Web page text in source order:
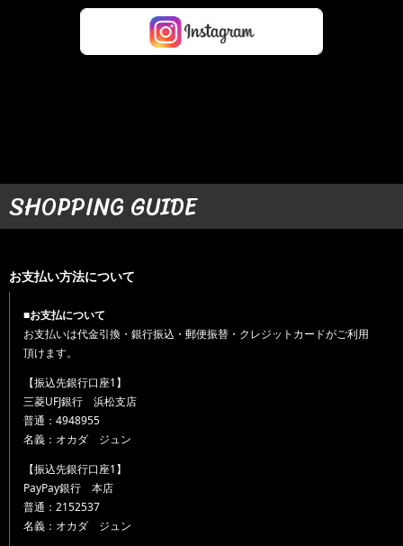
SHOPPING GUIDE
お支払い方法について
■お支払について
お支払いは代金引換・銀行振込・郵便振替・クレジットカードがご利用
頂けます。
【振込先銀行口座1】
三菱UFJ銀行 浜松支店
普通：4948955
名義：オカダ ジュン
【振込先銀行口座1】
PayPay銀行 本店
普通：2152537
名義：オカダ ジュン